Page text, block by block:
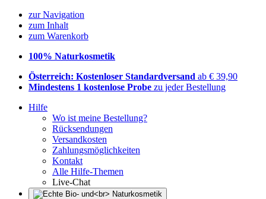
zur Navigation
zum Inhalt
zum Warenkorb
100% Naturkosmetik
Österreich: Kostenloser Standardversand ab € 39,90
Mindestens 1 kostenlose Probe zu jeder Bestellung
Hilfe
Wo ist meine Bestellung?
Rücksendungen
Versandkosten
Zahlungsmöglichkeiten
Kontakt
Alle Hilfe-Themen
Live-Chat